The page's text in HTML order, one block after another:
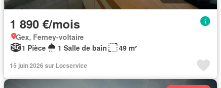
1 890 €/mois
Gex, Ferney-voltaire
1 Pièce
1 Salle de bain 49 m²
15 juin 2026 sur Locservice